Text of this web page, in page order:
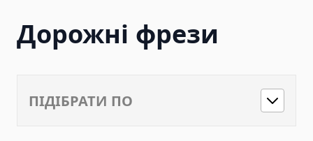
Hydraulic Toe Jacks
Farm Jacks
Dongkrak Kereta
Дорожні фрези
ПІДІБРАТИ ПО